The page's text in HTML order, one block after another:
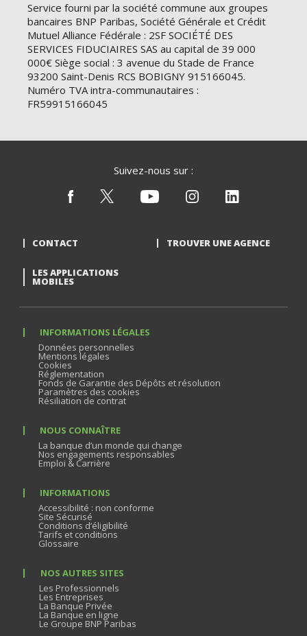
Service fourni par la société commune aux groupes
bancaires BNP Paribas, Société Générale et Crédit
Mutuel Alliance Fédérale : 2SF SOCIÉTÉ DES
SERVICES FIDUCIAIRES SAS au capital de 39 000
000€ Siège social : 3 avenue du Stade de France
93200 Saint-Denis RCS BOBIGNY 915166045.
Numéro TVA intra-communautaires :
FR59915166045
Suivez-nous sur :
CONTACT TROUVER UNE AGENCE
LES APPLICATIONS
MOBILES
INFORMATIONS LÉGALES
Données personnelles
Mentions légales
Cookies
Réglementation
Fonds de Garantie des Dépôts et résolution
Paramètres des cookies
Résiliation de contrat
NOUS CONNAÎTRE
La banque d’un monde qui change
Nos engagements responsables
Emploi & Carrière
INFORMATIONS
Accessibilité : non conforme
Site Sécurisé
Conditions d’éligibilité
Tarifs et conditions
Glossaire
NOS AUTRES SITES
Les Professionnels
Les Entreprises
La Banque Privée
La Banque en ligne
Le Groupe BNP Paribas